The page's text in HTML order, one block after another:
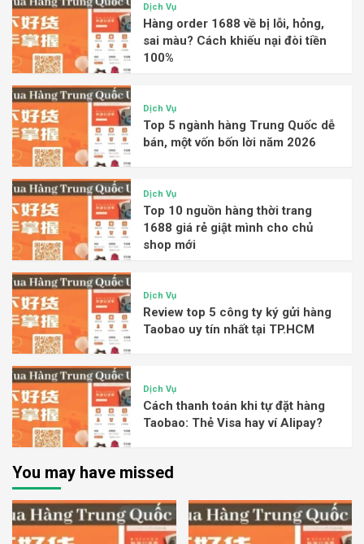
Dịch Vụ
Hàng order 1688 về bị lỗi, hỏng,
sai màu? Cách khiếu nại đòi tiền
100%
Dịch Vụ
Top 5 ngành hàng Trung Quốc dễ
bán, một vốn bốn lời năm 2026
Dịch Vụ
Top 10 nguồn hàng thời trang
1688 giá rẻ giật mình cho chủ
shop mới
Dịch Vụ
Review top 5 công ty ký gửi hàng
Taobao uy tín nhất tại TP.HCM
Dịch Vụ
Cách thanh toán khi tự đặt hàng
Taobao: Thẻ Visa hay ví Alipay?
You may have missed